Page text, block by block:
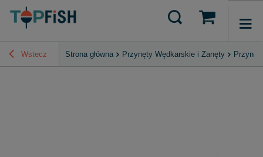
Wstecz Strona główna Przynęty Wędkarskie i Zanęty